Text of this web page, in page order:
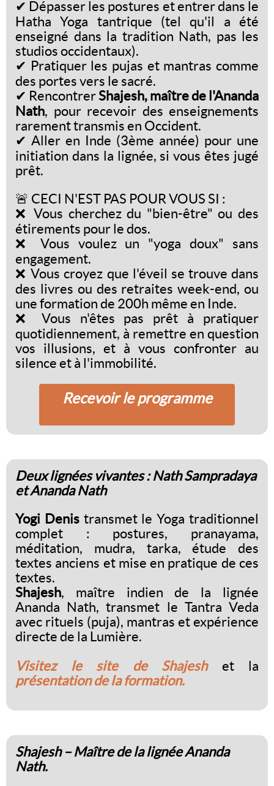
✔ Dépasser les postures et entrer dans le
Hatha Yoga tantrique (tel qu'il a été
enseigné dans la tradition Nath, pas les
studios occidentaux).
✔ Pratiquer les pujas et mantras comme
des portes vers le sacré.
✔ RencontrerShajesh, maître de l'Ananda
Nath, pour recevoir des enseignements
rarement transmis en Occident.
✔ Aller en Inde (3ème année) pour une
initiation dans la lignée, si vous êtes jugé
prêt.
🚨 CECI N'EST PAS POUR VOUS SI :
❌ Vous cherchez du "bien-être" ou des
étirements pour le dos.
❌ Vous voulez un "yoga doux" sans
engagement.
❌ Vous croyez que l'éveil se trouve dans
des livres ou des retraites week-end, ou
une formation de 200h même en Inde.
❌ Vous n'êtes pas prêt à pratiquer
quotidiennement, à remettre en question
vos illusions, et à vous confronter au
silence et à l'immobilité.
Recevoir le programme
Deux lignées vivantes : Nath Sampradaya
et Ananda Nath
Yogi Denistransmet le Yoga traditionnel
complet : postures, pranayama,
méditation, mudra, tarka, étude des
textes anciens et mise en pratique de ces
textes.
Shajesh, maître indien de la lignée
Ananda Nath, transmet le Tantra Veda
avec rituels (puja), mantras et expérience
directe de la Lumière.
Visitez le site de Shajeshet la
présentation de la formation.
Shajesh – Maître de la lignée Ananda
Nath.